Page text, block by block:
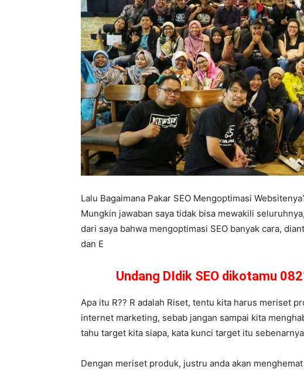
Lalu Bagaimana Pakar SEO Mengoptimasi
Mungkin jawaban saya tidak bisa mewakili
dari saya bahwa mengoptimasi SEO banyak cara,
dan E
Undang DIdik SEO dikotamu
Apa itu R?? R adalah Riset, tentu kita harus meriset
internet marketing, sebab jangan sampai kita
tahu target kita siapa, kata kunci target itu
Dengan meriset produk, justru anda akan